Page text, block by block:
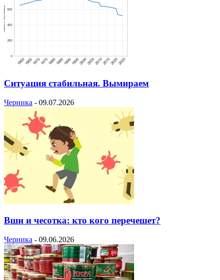
Ситуация стабильная. Вымираем
Черника - 09.07.2026
Вши и чесотка: кто кого перечешет?
Черника - 09.06.2026